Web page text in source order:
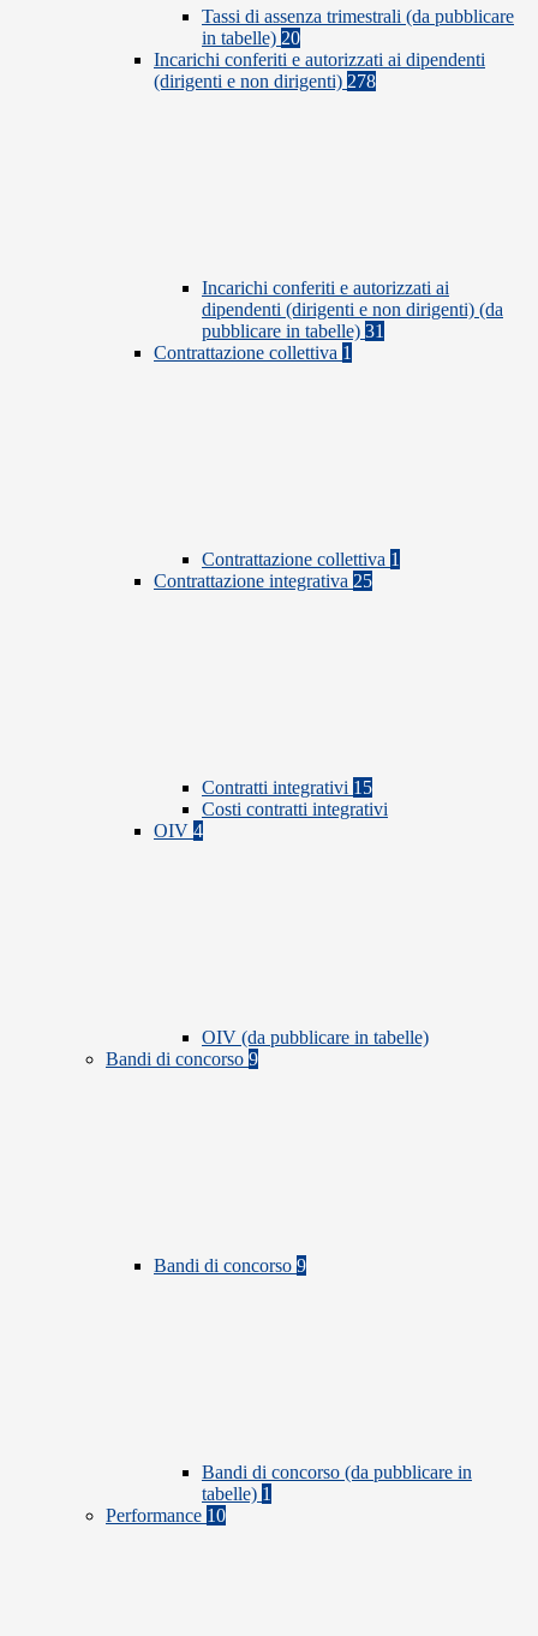
Tassi di assenza trimestrali (da pubblicare
in tabelle) 20
Incarichi conferiti e autorizzati ai dipendenti
(dirigenti e non dirigenti) 278
Incarichi conferiti e autorizzati ai
dipendenti (dirigenti e non dirigenti) (da
pubblicare in tabelle) 31
Contrattazione collettiva 1
Contrattazione collettiva 1
Contrattazione integrativa 25
Contratti integrativi 15
Costi contratti integrativi
OIV 4
OIV (da pubblicare in tabelle)
Bandi di concorso 9
Bandi di concorso 9
Bandi di concorso (da pubblicare in
tabelle) 1
Performance 10